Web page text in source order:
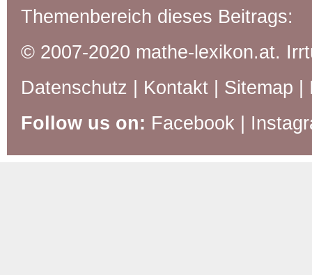
Themenbereich dieses Beitrags:
© 2007-2020 mathe-lexikon.at.
Datenschutz
Kontakt Sitemap
Follow us on: Facebook